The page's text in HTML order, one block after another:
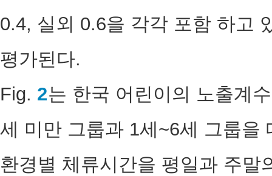
0.4, 실외 0.6을 각각 포함 하고
평가된다.
Fig. 2는 한국 어린이의 노출계
세 미만 그룹과 1세~6세 그룹을
환경별 체류시간을 평일과 주말